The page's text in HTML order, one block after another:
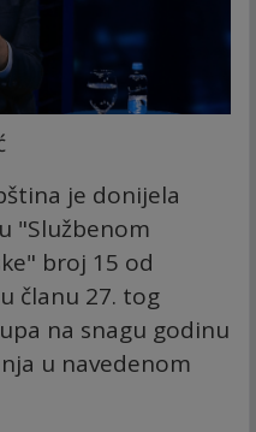
je donijela
"Službenom
broj 15 od
članu 27. tog
na snagu godinu
u navedenom